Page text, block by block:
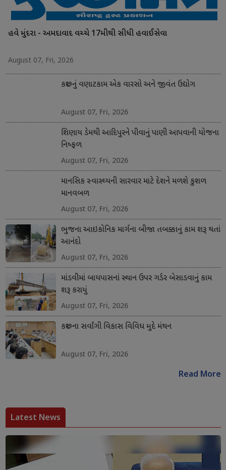
હવે મુંદરા - અમદાવાદ વચ્ચે 17મીથી સીધી હવાઈસેવા
August 07, Fri, 2026
કચ્છનું વણાટકામ એક વારસો અને જીવંત ઉદ્યોગ
August 07, Fri, 2026
શિણાય ડેમથી આદિપુરને પીવાનું પાણી આપવાની યોજના
નિષ્ફળ
August 07, Fri, 2026
માનસિક સ્વાસ્થ્યની સારવાર માટે દેશને મળશે કુશળ
માનવબળ
August 07, Fri, 2026
ભુજના આઇકોનિક માર્ગના બીજા તબક્કાનું કામ શરૂ થતાં
આનંદો
August 07, Fri, 2026
માંડવીમાં બાયપાસનાં સ્થાન ઉપર ગર્ડર બેસાડવાનું કામ
શરૂ કરાયું
August 07, Fri, 2026
કચ્છના સર્વાંગી વિકાસ વિવિધ મુદે મંથન
August 07, Fri, 2026
Read More
Latest News